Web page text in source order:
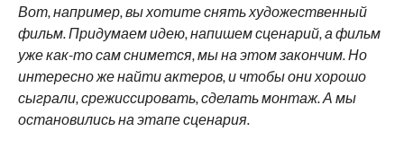
Вот, например, вы хотите снять художественный
фильм. Придумаем идею, напишем сценарий, а фильм
уже как-то сам снимется, мы на этом закончим. Но
интересно же найти актеров, и чтобы они хорошо
сыграли, срежиссировать, сделать монтаж. А мы
остановились на этапе сценария.